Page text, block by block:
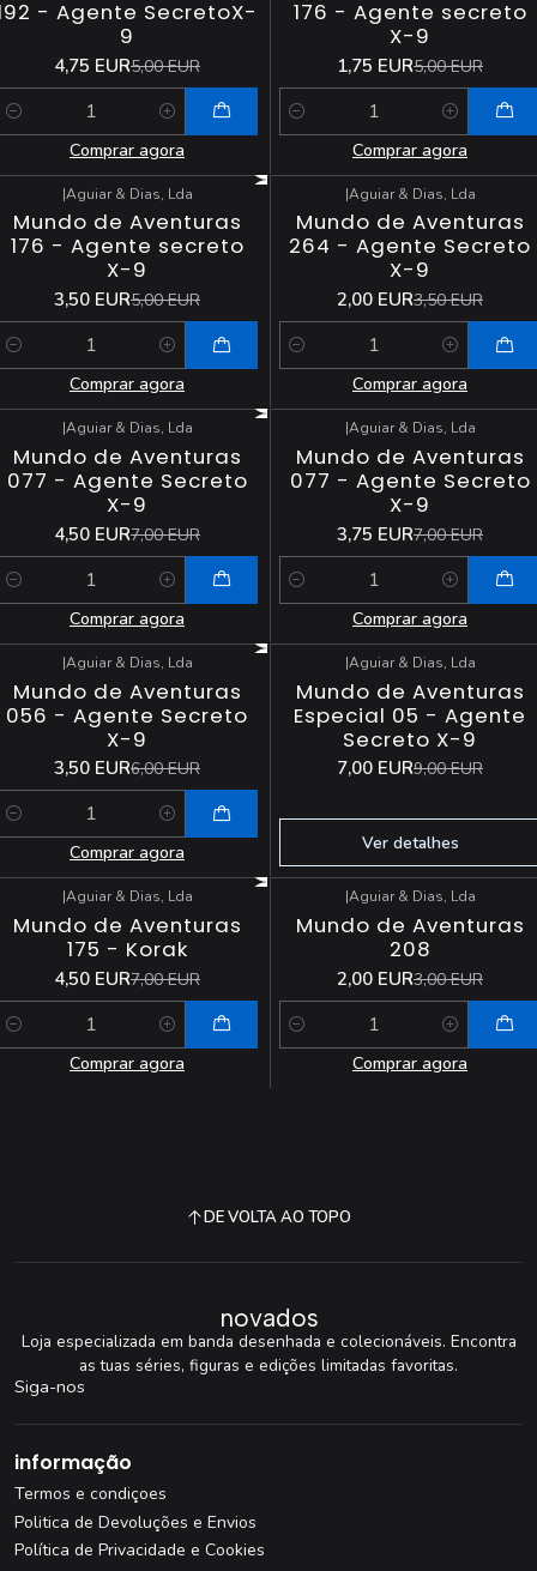
- Agente SecretoX-
9
4,75 EUR5,00 EUR
Comprar agora
176 - Agente secreto
X-9
1,75 EUR5,00 EUR
Quantidade
Comprar agora
DESCONTO
|Aguiar & Dias, Lda
Mundo de Aventuras
176 - Agente secreto
X-9
3,50 EUR5,00 EUR
Comprar agora
DESCONTO
|Aguiar & Dias, Lda
Mundo de Aventuras
264 - Agente Secreto
X-9
2,00 EUR3,50 EUR
Quantidade
Comprar agora
DESCONTO
|Aguiar & Dias, Lda
Mundo de Aventuras
077 - Agente Secreto
X-9
4,50 EUR7,00 EUR
Comprar agora
DESCONTO
|Aguiar & Dias, Lda
Mundo de Aventuras
077 - Agente Secreto
X-9
3,75 EUR7,00 EUR
Quantidade
Comprar agora
DESCONTO
|Aguiar & Dias, Lda
Mundo de Aventuras
056 - Agente Secreto
X-9
3,50 EUR6,00 EUR
Comprar agora
DESCONTO
Esgotado
|Aguiar & Dias, Lda
Mundo de Aventuras
Especial 05 - Agente
Secreto X-9
7,00 EUR9,00 EUR
Ver detalhes
DESCONTO
|Aguiar & Dias, Lda
Mundo de Aventuras
175 - Korak
4,50 EUR7,00 EUR
Comprar agora
DESCONTO
|Aguiar & Dias, Lda
Mundo de Aventuras
208
2,00 EUR3,00 EUR
Quantidade
Comprar agora
DE VOLTA AO TOPO
novados
Loja especializada em banda desenhada e colecionáveis. Encontra
as tuas séries, figuras e edições limitadas favoritas.
Siga-nos
informação
Termos e condiçoes
Politica de Devoluções e Envios
Política de Privacidade e Cookies